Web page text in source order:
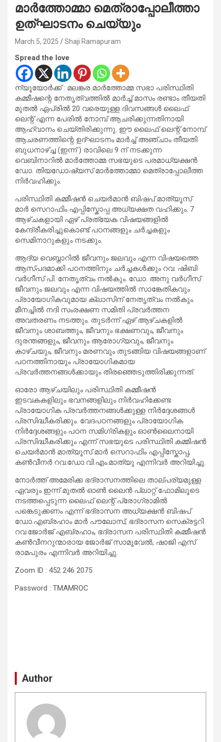
മാർത്തോമ്മാ മെത്രാപ്പോലീത്താ
ഉത്ഘാടനം ചെയ്യും
March 5, 2025 Shaji Ramapuram
Spread the love
ന്യൂയോർക്ക് : മലങ്കര മാർത്തോമ്മ സഭാ പരിസ്ഥിതി
കമ്മീഷന്റെ നേതൃത്വത്തിൽ മാർച്ച് മാസം രണ്ടാം തീയതി
മുതൽ ഏപ്രിൽ 20 വരെയുള്ള ദിവസങ്ങൾ ലൈഫ്
ലെന്റ് എന്ന പേരിൽ നോമ്പ് ആചരിക്കുന്നതിനായി
ആഹ്വാനം ചെയ്തിരിക്കുന്നു. ഈ ലൈഫ് ലെന്റ് നോമ്പ്
ആചരണത്തിന്റെ ഉദ്ഘാടനം മാർച്ച്‌ അഞ്ചാം തീയതി
ബുധനാഴ്ച്ച (ഇന്ന് ) രാവിലെ 9 ന് നടക്കുന്ന
വെബിനാറിൽ മാർത്തോമ്മ സഭയുടെ പരമാധ്യക്ഷൻ
ഡോ. തിയഡോഷ്യസ് മാർത്തോമ്മാ മെത്രാപ്പോലീത്ത
നിർവഹിക്കും.
പരിസ്ഥിതി കമ്മീഷൻ ചെയർമാൻ ബിഷപ് മാത്യൂസ്
മാർ സെറാഫിം എപ്പിസ്കോപ്പ അധ്യക്ഷത വഹിക്കും. 7
ആഴ്ചകളായി ഏഴ് പ്രത്യേക വിഷയങ്ങളിൽ
കേന്ദ്രീകരിച്ചുകൊണ്ട് പഠനങ്ങളും ചർച്ചകളും
സെമിനാറുകളും നടക്കും.
ആദ്യ വെബ്നാറിൽ ജീവനും ജലവും എന്ന വിഷയത്തെ
ആസ്പദമാക്കി പഠനത്തിനും ചർച്ചകൾക്കും റവ. ഷിബി
വർഗീസ് പി. നേതൃത്വം നൽകും. ഡോ. അനു വർഗീസ്
ജീവനും ജലവും എന്ന വിഷയത്തിൽ സാങ്കേതികവും
പ്രായോഗികവുമായ ക്ലാസിന് നേതൃത്വം നൽകും.
മീനച്ചിൽ നദി സംരക്ഷണ സമിതി പ്രവർത്തന
അവതരണം നടത്തും. തുടർന്ന് ഏഴ് ആഴ്ചകളിൽ
ജീവനും ശാബത്തും, ജീവനും ഭക്ഷണവും, ജീവനും
ദുരന്തങ്ങളും, ജീവനും ആരോഗ്യവും, ജീവനും
കാഴ്ചയും, ജീവനും മരണവും തുടങ്ങിയ വിഷയങ്ങളാണ്
പഠനത്തിനായും പ്രായോഗികമായ
പ്രവർത്തനങ്ങൾക്കായും തിരഞ്ഞെടുത്തിരിക്കുന്നത്.
ഓരോ ആഴ്ചയിലും പരിസ്ഥിതി കമ്മീഷൻ
ഇടവകകളിലും ഭവനങ്ങളിലും നിർവഹിക്കേണ്ട
പ്രായോഗിക പ്രവർത്തനങ്ങൾക്കുള്ള നിർദ്ദേശങ്ങൾ
പ്രസിദ്ധീകരിക്കും. വേദപഠനങ്ങളും പ്രായോഗിക
നിർദ്ദേശങ്ങളും പഠന സമിഗ്രികളും ഓൺലൈനായി
പ്രസിദ്ധീകരിക്കും എന്ന് സഭയുടെ പരിസ്ഥിതി കമ്മിഷൻ
ചെയർമാൻ മാത്യൂസ് മാർ സെറാഫിം എപ്പിസ്കോപ്പ,
കൺവീനർ റവ.ഡോ.വി.എം.മാത്യു എന്നിവർ അറിയിച്ചു.
നോർത്ത് അമേരിക്ക ഭദ്രാസനത്തിലെ താല്പര്യമുള്ള
ഏവരും ഇന്ന് മുതൽ ഓൺ ലൈൻ പ്ലാറ്റ് ഫോമിലൂടെ
നടത്തപ്പെടുന്ന ലൈഫ് ലെന്റ് പ്രോഗ്രാമിൽ
പങ്കെടുക്കണം എന്ന് ഭദ്രാസന അധ്യക്ഷൻ ബിഷപ്
ഡോ.എബ്രഹാം മാർ പൗലോസ്, ഭദ്രാസന സെക്രട്ടറി
റവ.ജോർജ് എബ്രഹാം, ഭദ്രാസന പരിസ്ഥിതി കമ്മീഷൻ
കൺവീനറുന്മാരായ ജോർജ് സാമൂവേൽ, ഷാജി എസ്
രാമപുരം എന്നിവർ അറിയിച്ചു.
Zoom ID : 452 246 2075
Password : TMAMROC
Author